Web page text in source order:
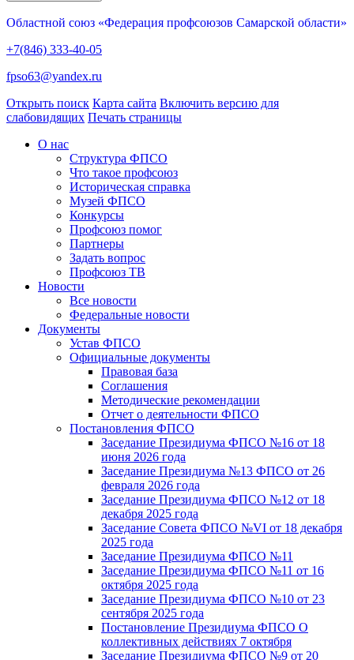
Областной союз «Федерация профсоюзов Самарской области»
+7(846) 333-40-05
fpso63@yandex.ru
Открыть поиск Карта сайта Включить версию для
слабовидящих Печать страницы
О нас
Структура ФПСО
Что такое профсоюз
Историческая справка
Музей ФПСО
Конкурсы
Профсоюз помог
Партнеры
Задать вопрос
Профсоюз ТВ
Новости
Все новости
Федеральные новости
Документы
Устав ФПСО
Официальные документы
Правовая база
Соглашения
Методические рекомендации
Отчет о деятельности ФПСО
Постановления ФПСО
Заседание Президиума ФПСО №16 от 18
июня 2026 года
Заседание Президиума №13 ФПСО от 26
февраля 2026 года
Заседание Президиума ФПСО №12 от 18
декабря 2025 года
Заседание Совета ФПСО №VI от 18 декабря
2025 года
Заседание Президиума ФПСО №11
Заседание Президиума ФПСО №11 от 16
октября 2025 года
Заседание Президиума ФПСО №10 от 23
сентября 2025 года
Постановление Президиума ФПСО О
коллективных действиях 7 октября
Заседание Президиума ФПСО №9 от 20